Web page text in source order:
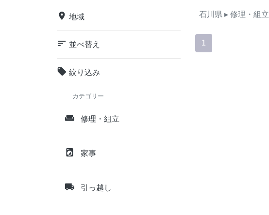
place 地域
sort 並べ替え
local_offer 絞り込み
カテゴリー
weekend 修理・組立
local_laundry_service 家事
local_shipping 引っ越し
石川県 ▸ 修理・組立
1